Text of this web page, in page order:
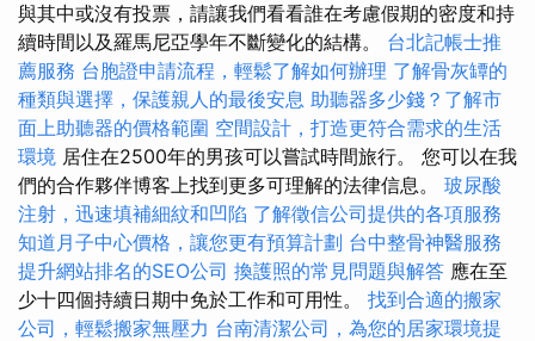
與其中或沒有投票，請讓我們看看誰在考慮假期的密度和持
續時間以及羅馬尼亞學年不斷變化的結構。 台北記帳士推
薦服務 台胞證申請流程，輕鬆了解如何辦理 了解骨灰罈的
種類與選擇，保護親人的最後安息 助聽器多少錢？了解市
面上助聽器的價格範圍 空間設計，打造更符合需求的生活
環境 居住在2500年的男孩可以嘗試時間旅行。 您可以在我
們的合作夥伴博客上找到更多可理解的法律信息。 玻尿酸
注射，迅速填補細紋和凹陷 了解徵信公司提供的各項服務
知道月子中心價格，讓您更有預算計劃 台中整骨神醫服務
提升網站排名的SEO公司 換護照的常見問題與解答 應在至
少十四個持續日期中免於工作和可用性。 找到合適的搬家
公司，輕鬆搬家無壓力 台南清潔公司，為您的居家環境提